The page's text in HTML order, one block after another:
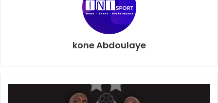
kone Abdoulaye